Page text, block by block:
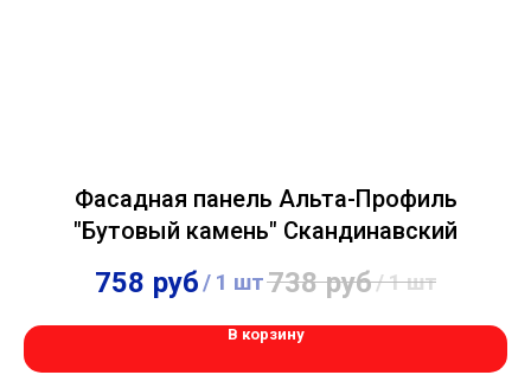
Фасадная панель Альта-Профиль
"Бутовый камень" Скандинавский
758 руб/ 1 шт738 руб/1 шт
В корзину